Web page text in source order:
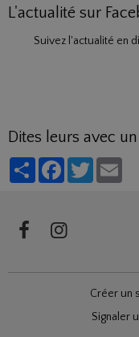
L'actualité sur
Suivez l'actualité en
Dites leurs avec
PartagerFacebookTwitter
Créer un
Signaler